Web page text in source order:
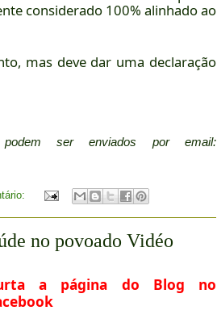
considerado 100% alinhado ao
mas deve dar uma declaração
ser enviados por email:
no povoado Vidéo
a página do Blog no